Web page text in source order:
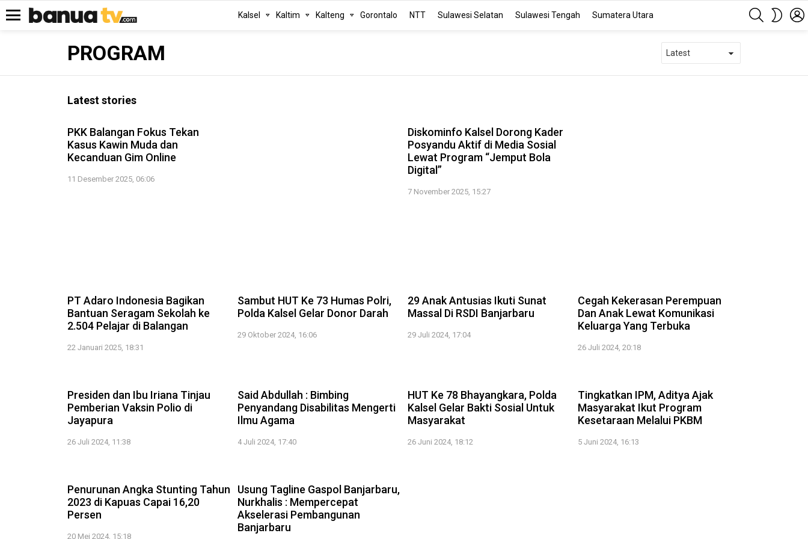
Kalsel Kaltim Kalteng Gorontalo NTT Sulawesi Selatan Sulawesi Tengah Sumatera Utara
SEARCH
SKIN
PROGRAM
Latest stories
PKK Balangan Fokus Tekan
Kasus Kawin Muda dan
Kecanduan Gim Online
11 Desember 2025, 06:06
Diskominfo Kalsel Dorong Kader
Posyandu Aktif di Media Sosial
Lewat Program “Jemput Bola
Digital”
7 November 2025, 15:27
PT Adaro Indonesia Bagikan
Bantuan Seragam Sekolah ke
2.504 Pelajar di Balangan
22 Januari 2025, 18:31
Sambut HUT Ke 73 Humas Polri,
Polda Kalsel Gelar Donor Darah
29 Oktober 2024, 16:06
29 Anak Antusias Ikuti Sunat
Massal Di RSDI Banjarbaru
29 Juli 2024, 17:04
Cegah Kekerasan Perempuan
Dan Anak Lewat Komunikasi
Keluarga Yang Terbuka
26 Juli 2024, 20:18
Presiden dan Ibu Iriana Tinjau
Pemberian Vaksin Polio di
Jayapura
26 Juli 2024, 11:38
Said Abdullah : Bimbing
Penyandang Disabilitas Mengerti
Ilmu Agama
4 Juli 2024, 17:40
HUT Ke 78 Bhayangkara, Polda
Kalsel Gelar Bakti Sosial Untuk
Masyarakat
26 Juni 2024, 18:12
Tingkatkan IPM, Aditya Ajak
Masyarakat Ikut Program
Kesetaraan Melalui PKBM
5 Juni 2024, 16:13
Penurunan Angka Stunting Tahun
2023 di Kapuas Capai 16,20
Persen
20 Mei 2024, 15:18
Usung Tagline Gaspol Banjarbaru,
Nurkhalis : Mempercepat
Akselerasi Pembangunan
Banjarbaru